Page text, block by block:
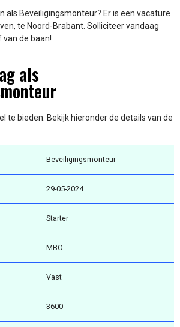
als Beveiligingsmonteur? Er is een vacature
te Noord-Brabant. Solliciteer vandaag
de baan!
als
te bieden. Bekijk hieronder de details van de
Beveiligingsmonteur
29-05-2024
Starter
MBO
Vast
3600